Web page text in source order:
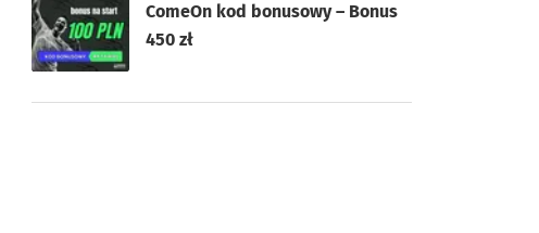
ComeOn kod bonusowy – Bonus
450 zł